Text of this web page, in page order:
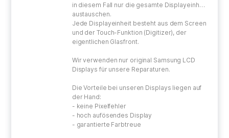
in diesem Fall nur die gesamte Displayeinheit
austauschen.
Jede Displayeinheit besteht aus dem Screen
und der Touch-Funktion (Digitizer), der
eigentlichen Glasfront.
Wir verwenden nur original Samsung LCD
Displays für unsere Reparaturen.
Die Vorteile bei unseren Displays liegen auf
der Hand:
- keine Pixelfehler
- hoch aufösendes Display
- garantierte Farbtreue